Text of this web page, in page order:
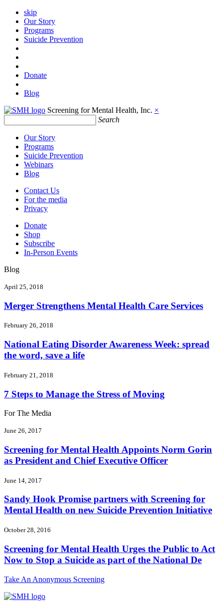
skip
Our Story
Programs
Suicide Prevention
Donate
Blog
Screening for Mental Health, Inc. ×
Search
Our Story
Programs
Suicide Prevention
Webinars
Blog
Contact Us
For the media
Privacy
Donate
Shop
Subscribe
In-Person Events
Blog
April 25, 2018
Merger Strengthens Mental Health Care Services
February 26, 2018
National Eating Disorder Awareness Week: spread
the word, save a life
February 21, 2018
7 Steps to Manage the Stress of Moving
For The Media
June 26, 2017
Screening for Mental Health Appoints Norm Gorin
as President and Chief Executive Officer
June 14, 2017
Sandy Hook Promise partners with Screening for
Mental Health on new Suicide Prevention Initiative
October 28, 2016
Screening for Mental Health Urges the Public to Act
Now to Stop a Suicide as part of the National De
Take An Anonymous Screening